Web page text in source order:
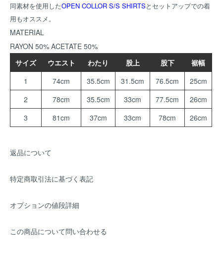
同素材を使用したOPEN COLLOR S/S SHIRTSとセットアップでの着
用もオススメ。
MATERIAL
RAYON 50% ACETATE 50%
サイズ
ウエスト わたり 股上 股下
裾幅
1
74cm 35.5cm 31.5cm 76.5cm
25cm
2
78cm 35.5cm 33cm 77.5cm
26cm
3
81cm 37cm 33cm 78cm 26cm
返品について
特定商取引法に基づく表記
オプションの値段詳細
この商品について問い合わせる